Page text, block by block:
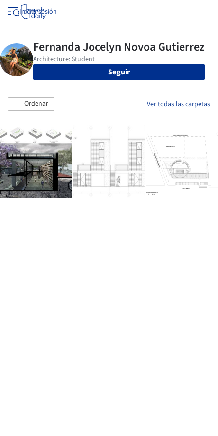
Iniciar sesión
Seguir
Ordenar Ver todas las carpetas